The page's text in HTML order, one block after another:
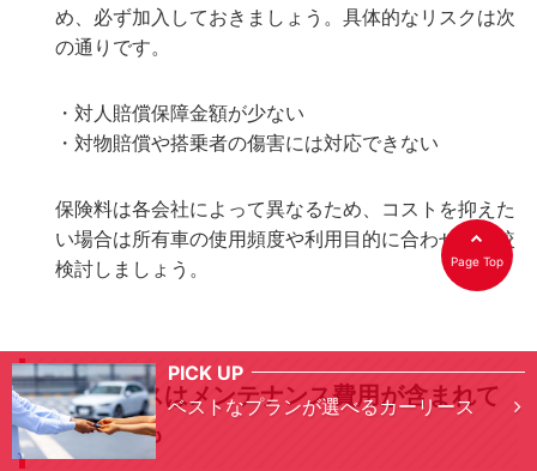
め、必ず加入しておきましょう。具体的なリスクは次
の通りです。
・対人賠償保障金額が少ない
・対物賠償や搭乗者の傷害には対応できない
保険料は各会社によって異なるため、コストを抑えた
い場合は所有車の使用頻度や利用目的に合わせて比較
検討しましょう。
カーリースはメンテナンス費用が含まれて
いる場合も
PICK UP
ベストなプランが選べるカーリース
Page Top